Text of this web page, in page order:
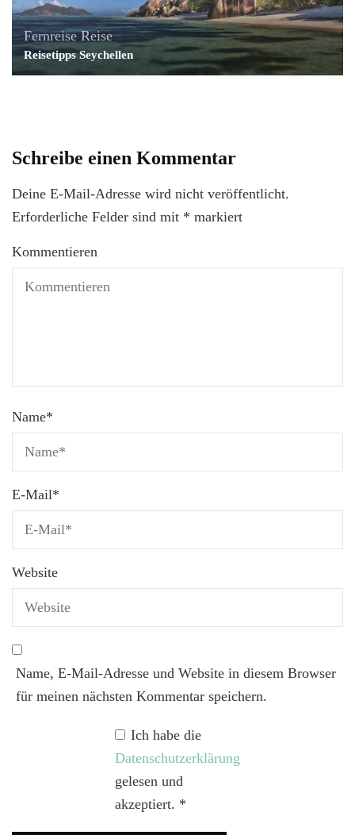
Fernreise Reise
Reisetipps Seychellen
Schreibe einen Kommentar
Deine E-Mail-Adresse wird nicht veröffentlicht.
Erforderliche Felder sind mit * markiert
Kommentieren
Name*
E-Mail*
Website
Name, E-Mail-Adresse und Website in diesem Browser
für meinen nächsten Kommentar speichern.
Ich habe die
Datenschutzerklärung
gelesen und
akzeptiert. *